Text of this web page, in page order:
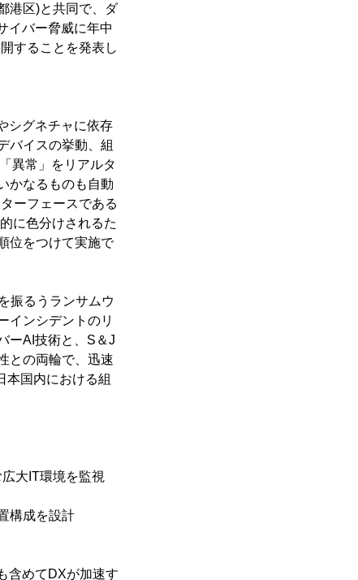
港区)と共同で、ダ
イバー脅威に年中
することを発表し
シグネチャに依存
バイスの挙動、組
異常」をリアルタ
かなるものも自動
ーフェースである
に色分けされるた
位をつけて実施で
振るうランサムウ
インシデントのリ
ーAI技術と、S＆J
との両輪で、迅速
本国内における組
大IT環境を監視
構成を設計
含めてDXが加速す